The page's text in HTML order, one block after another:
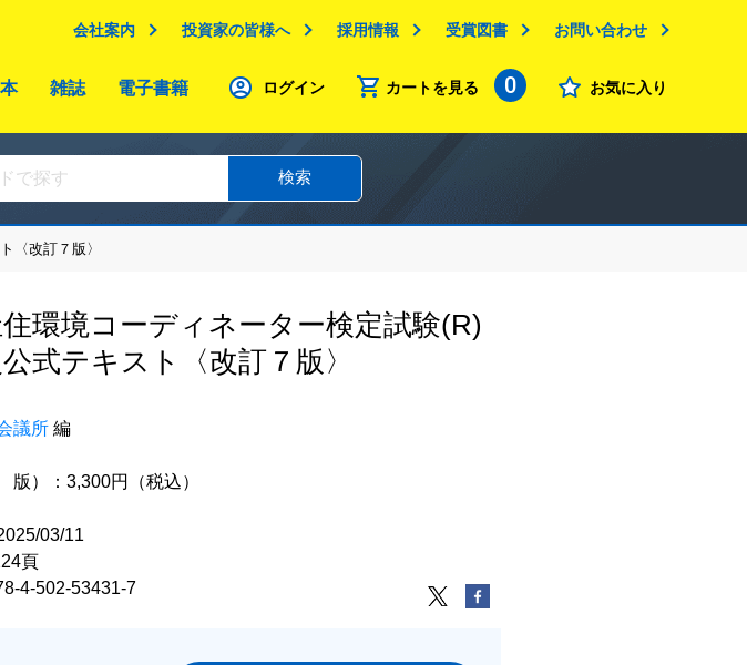
会社案内 投資家の皆様へ 採用情報 受賞図書 お問い合わせ
雑誌 電子書籍 ログイン カートを見る 0 お気に入り
検索
〈改訂７版〉
環境コーディネーター検定試験(R)
公式テキスト〈改訂７版〉
議所 編
）：3,300円（税込）
03/11
頁
4-502-53431-7